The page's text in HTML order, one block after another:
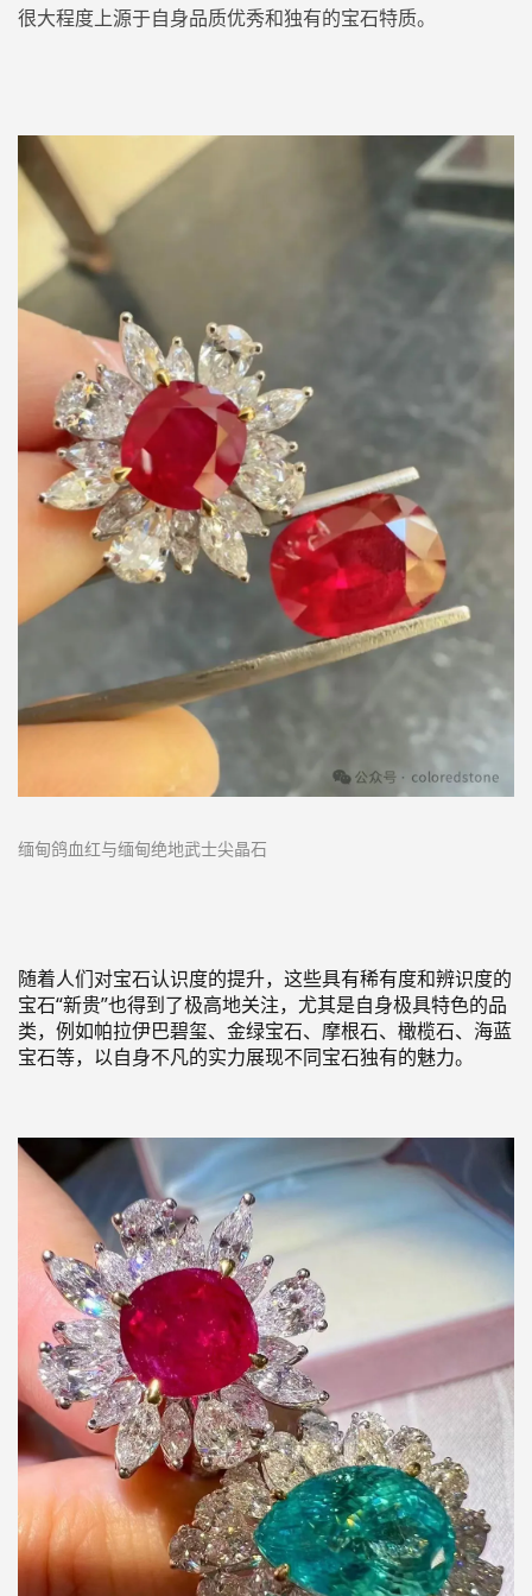
很大程度上源于自身品质优秀和独有的宝石特质。
缅甸鸽血红与缅甸绝地武士尖晶石
随着人们对宝石认识度的提升，这些具有稀有度和辨识度的
宝石“新贵”也得到了极高地关注，尤其是自身极具特色的品
类，例如帕拉伊巴碧玺、金绿宝石、摩根石、橄榄石、海蓝
宝石等，以自身不凡的实力展现不同宝石独有的魅力。